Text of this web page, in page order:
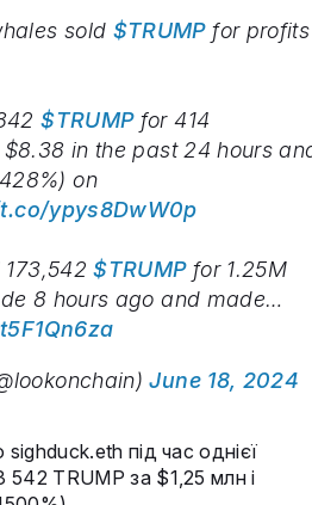
sold $TRUMPfor profits
$TRUMPfor 414
in the past 24 hours
on
ypys8DwW0p
173,542$TRUMPfor 1.25M
8 hours ago and made…
June 18, 2024
під час однієї
542 TRUMP за $1,25 млн і